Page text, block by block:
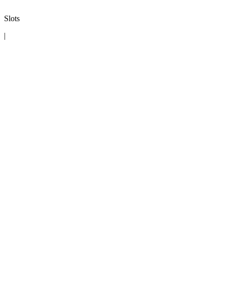
Slots
|